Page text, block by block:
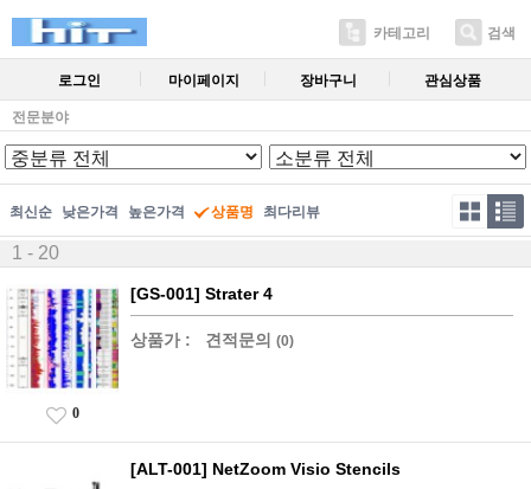
카테고리 검색
로그인 마이페이지 장바구니 관심상품
전문분야
최신순 낮은가격 높은가격 상품명 최다리뷰
1 - 20
[GS-001] Strater 4
상품가 : 견적문의 (0)
0
[ALT-001] NetZoom Visio Stencils